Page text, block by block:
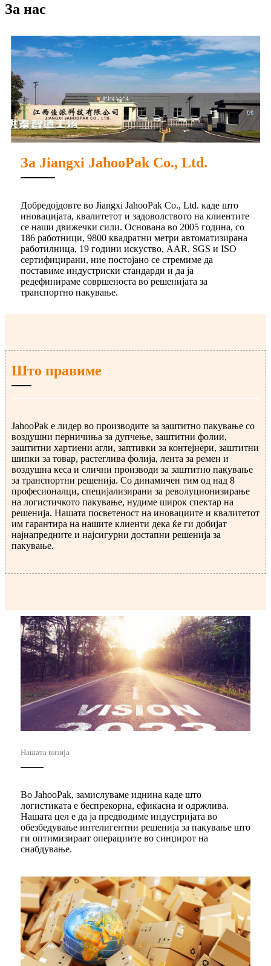
За нас
За Jiangxi JahooPak Co., Ltd.
Добредојдовте во Jiangxi JahooPak Co., Ltd. каде што
иновацијата, квалитетот и задоволството на клиентите
се наши движечки сили. Основана во 2005 година, со
186 работници, 9800 квадратни метри автоматизирана
работилница, 19 години искуство, AAR, SGS и ISO
сертифицирани, ние постојано се стремиме да
поставиме индустриски стандарди и да ја
редефинираме совршеноста во решенијата за
транспортно пакување.
Што правиме
JahooPak е лидер во производите за заштитно пакување со
воздушни перничиња за дупчење, заштитни фолии,
заштитни хартиени агли, заптивки за контејнери, заштитни
шипки за товар, растеглива фолија, лента за ремен и
воздушна кеса и слични производи за заштитно пакување
за транспортни решенија. Со динамичен тим од над 8
професионалци, специјализирани за револуционизирање
на логистичкото пакување, нудиме широк спектар на
решенија. Нашата посветеност на иновациите и квалитетот
им гарантира на нашите клиенти дека ќе ги добијат
најнапредните и најсигурни достапни решенија за
пакување.
Нашата визија
Во JahooPak, замислуваме иднина каде што
логистиката е беспрекорна, ефикасна и одржлива.
Нашата цел е да ја предводиме индустријата во
обезбедување интелигентни решенија за пакување што
ги оптимизираат операциите во синџирот на
снабдување.